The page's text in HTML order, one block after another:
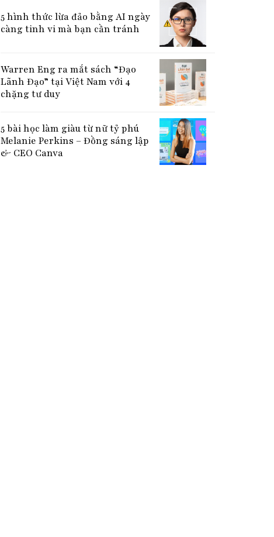
5 hình thức lừa đảo bằng AI ngày
càng tinh vi mà bạn cần tránh
Warren Eng ra mắt sách “Đạo
Lãnh Đạo” tại Việt Nam với 4
chặng tư duy
5 bài học làm giàu từ nữ tỷ phú
Melanie Perkins – Đồng sáng lập
& CEO Canva